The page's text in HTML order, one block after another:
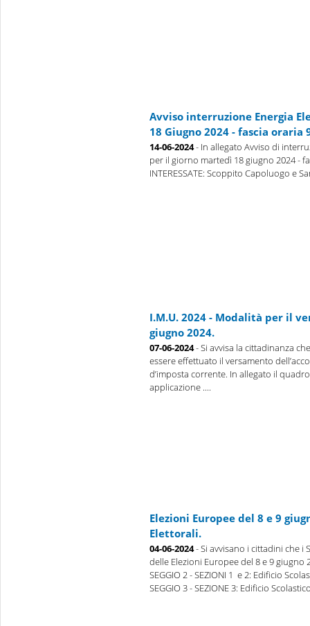
Avviso interruzione Energia
18 Giugno 2024 - fascia oraria
14-06-2024- In allegato Avviso di
per il giorno martedì 18 giugno 2024 -
INTERESSATE: Scoppito Capoluogo e
I.M.U. 2024 - Modalità per il
giugno 2024.
07-06-2024- Si avvisa la cittadinanza
essere effettuato il versamento
d’imposta corrente. In allegato il
applicazione ....
Elezioni Europee del 8 e 9
Elettorali.
04-06-2024- Si avvisano i cittadini che i
delle Elezioni Europee del 8 e 9 giugno
SEGGIO 2 - SEZIONI 1 e 2: Edificio
SEGGIO 3 - SEZIONE 3: Edificio